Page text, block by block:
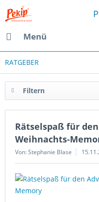
Menü
RATGEBER
Filtern
Rätselspaß für
Weihnachts-
Von: Stephanie Blase